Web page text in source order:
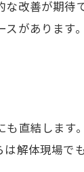
改善が期待
があります
直結します
解体現場で